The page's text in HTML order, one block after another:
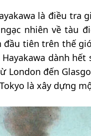
là điều tra
nhiên về tàu
tiên trên thế
Hayakawa dành
London đến
là xây dựng